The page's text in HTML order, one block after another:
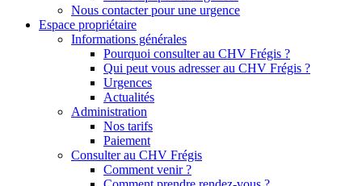
Nous contacter pour une urgence
Espace propriétaire
Informations générales
Pourquoi consulter au CHV Frégis ?
Qui peut vous adresser au CHV Frégis ?
Urgences
Actualités
Administration
Nos tarifs
Paiement
Consulter au CHV Frégis
Comment venir ?